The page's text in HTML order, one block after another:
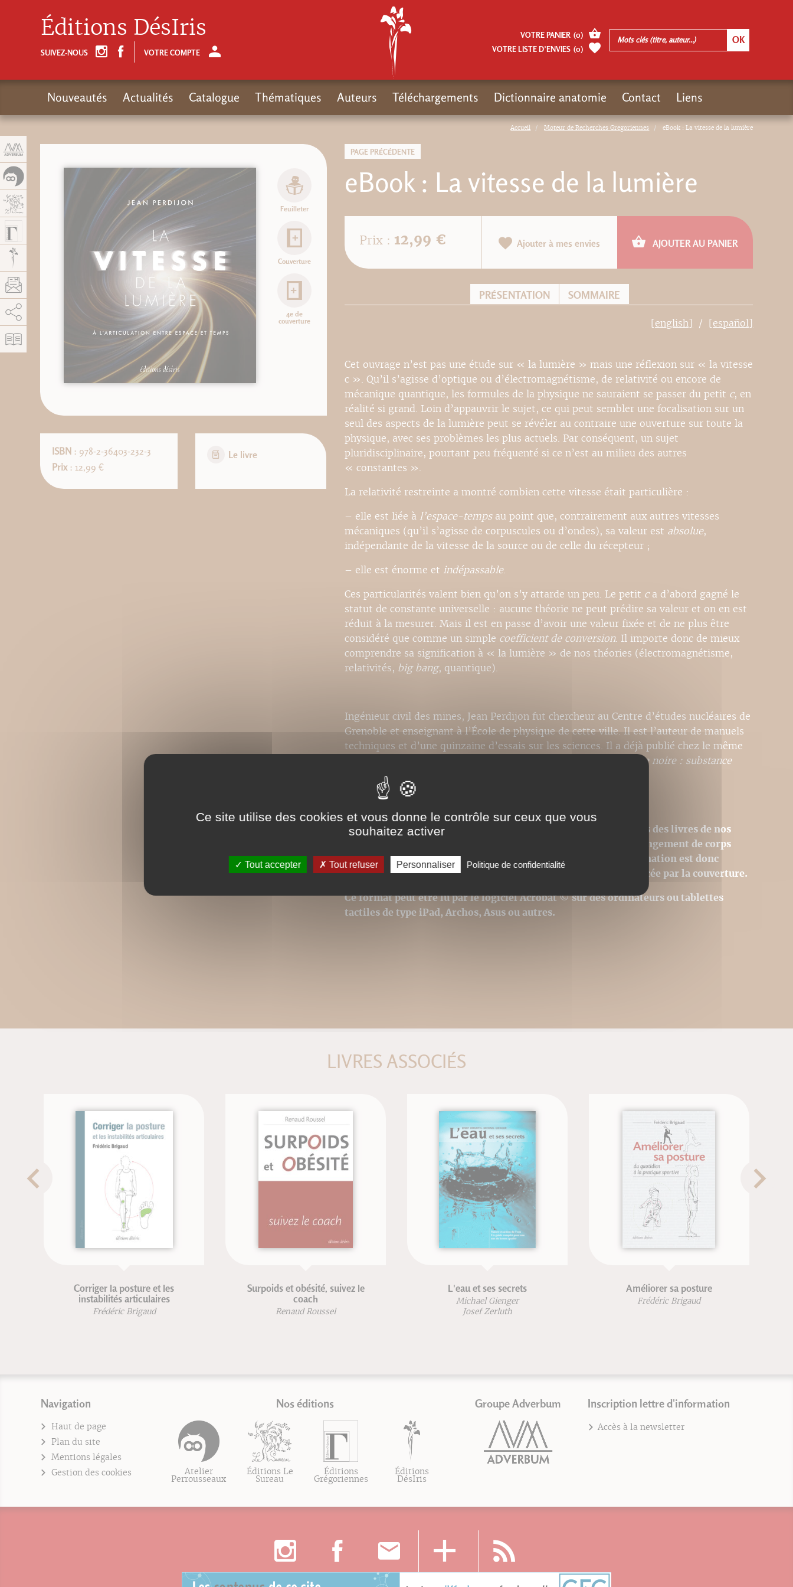
Accueil Moteur de Recherches Gregoriennes eBook : La vitesse de la lumière
PAGE PRÉCÉDENTE
eBook : La vitesse de la lumière
Feuilleter
Couverture
4e de
couverture
ISBN : 978-2-36403-232-3
Prix: 12,99 €
Le livre
Prix : 12,99 € Ajouter à mes envies AJOUTER AU PANIER
PRÉSENTATION SOMMAIRE
[english] [español]
Cet ouvrage n’est pas une étude sur « la lumière » mais une réflexion sur « la vitesse
c ». Qu’il s’agisse d’optique ou d’électromagnétisme, de relativité ou encore de
mécanique quantique, les formules de la physique ne sauraient se passer du petit c, en
réalité si grand. Loin d’appauvrir le sujet, ce qui peut sembler une focalisation sur un
seul des aspects de la lumière peut se révéler au contraire une ouverture sur toute la
physique, avec ses problèmes les plus actuels. Par conséquent, un sujet
pluridisciplinaire, pourtant peu fréquenté si ce n’est au milieu des autres
« constantes ».
La relativité restreinte a montré combien cette vitesse était particulière :
– elle est liée à l’espace-tempsau point que, contrairement aux autres vitesses
mécaniques (qu’il s’agisse de corpuscules ou d’ondes), sa valeur est absolue,
indépendante de la vitesse de la source ou de celle du récepteur ;
– elle est énorme et indépassable.
Ces particularités valent bien qu’on s’y attarde un peu. Le petit ca d’abord gagné le
statut de constante universelle : aucune théorie ne peut prédire sa valeur et on en est
réduit à la mesurer. Mais il est en passe d’avoir une valeur fixée et de ne plus être
considéré que comme un simple coefficient de conversion. Il importe donc de mieux
comprendre sa signification à « la lumière » de nos théories (électromagnétisme,
relativités, big bang, quantique).
Ingénieur civil des mines, Jean Perdijon fut chercheur au Centre d’études nucléaires de
Grenoble et enseignant à l’École de physique de cette ville. Il est l’auteur de manuels
techniques et d’une quinzaine d’essais sur les sciences. Il a déjà publié chez le même
La matière noire : substance
exotique ou effet relativiste?
Nos ebooks sont des versions PDF homothétiques des livres de nos
catalogues. Ils ne sont donc pas modifiables (changement de corps
pour la police, modification des images). La pagination est donc
respectée et la première page du livre est remplacée par la couverture.
Ce format peut être lu par le logiciel Acrobat © sur des ordinateurs ou tablettes
tactiles de type iPad, Archos, Asus ou autres.
LIVRES ASSOCIÉS
Corriger la posture et les
instabilités articulaires
Frédéric Brigaud
Surpoids et obésité, suivez le
Renaud Roussel
L'eau et ses secrets
Michael Gienger
Josef Zerluth
Améliorer sa posture
Frédéric Brigaud
Navigation
Haut de page
Plan du site
Mentions légales
Gestion des cookies
Nos éditions
Atelier
Perrousseaux
Éditions Le
Sureau
Éditions
Grégoriennes
Éditions
DésIris
Groupe Adverbum Inscription lettre d'information
Accès à la newsletter
Éditions DésIris
SUIVEZ-NOUS VOTRE COMPTE
VOTRE PANIER (0)
VOTRE LISTE D’ENVIES (0)
Nouveautés Actualités Catalogue Thématiques Auteurs Téléchargements Dictionnaire anatomie Contact Liens
AddThis est désactivé. Autoriser
Ce site utilise des cookies et vous donne le contrôle sur ceux que vous
souhaitez activer
Tout accepter Tout refuser Personnaliser Politique de confidentialité